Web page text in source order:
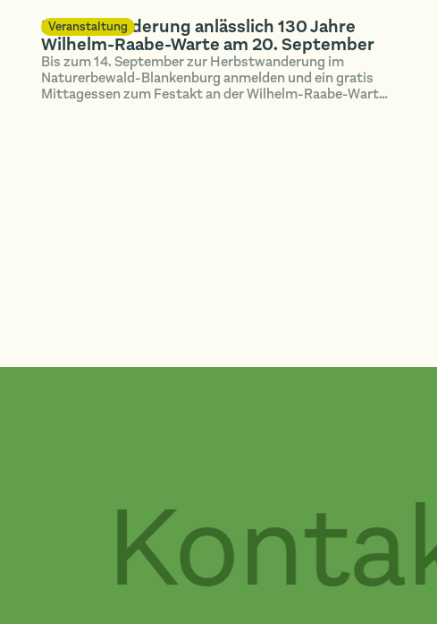
Veranstaltung
Herbstwanderung anlässlich 130 Jahre
Wilhelm-Raabe-Warte am 20. September
Bis zum 14. September zur Herbstwanderung im
Naturerbewald-Blankenburg anmelden und ein gratis
Mittagessen zum Festakt an der Wilhelm-Raabe-Warte